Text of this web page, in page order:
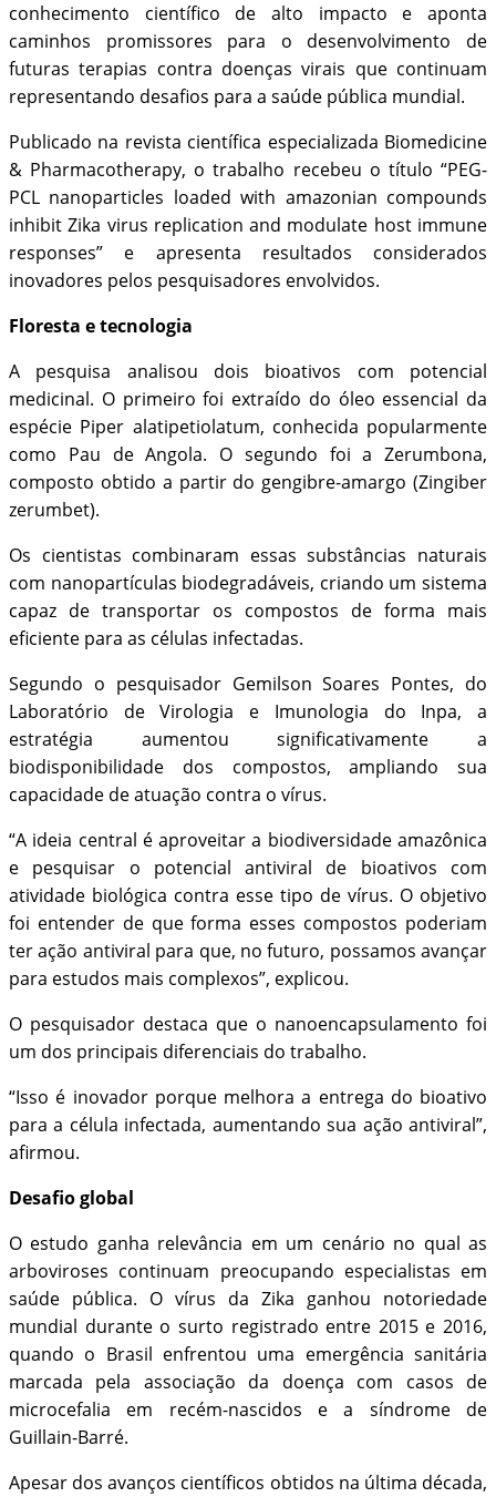
conhecimento científico de alto impacto e aponta
caminhos promissores para o desenvolvimento de
futuras terapias contra doenças virais que continuam
representando desafios para a saúde pública mundial.
Publicado na revista científica especializada Biomedicine
& Pharmacotherapy, o trabalho recebeu o título “PEG-
PCL nanoparticles loaded with amazonian compounds
inhibit Zika virus replication and modulate host immune
responses” e apresenta resultados considerados
inovadores pelos pesquisadores envolvidos.
Floresta e tecnologia
A pesquisa analisou dois bioativos com potencial
medicinal. O primeiro foi extraído do óleo essencial da
espécie Piper alatipetiolatum, conhecida popularmente
como Pau de Angola. O segundo foi a Zerumbona,
composto obtido a partir do gengibre-amargo (Zingiber
zerumbet).
Os cientistas combinaram essas substâncias naturais
com nanopartículas biodegradáveis, criando um sistema
capaz de transportar os compostos de forma mais
eficiente para as células infectadas.
Segundo o pesquisador Gemilson Soares Pontes, do
Laboratório de Virologia e Imunologia do Inpa, a
estratégia aumentou significativamente a
biodisponibilidade dos compostos, ampliando sua
capacidade de atuação contra o vírus.
“A ideia central é aproveitar a biodiversidade amazônica
e pesquisar o potencial antiviral de bioativos com
atividade biológica contra esse tipo de vírus. O objetivo
foi entender de que forma esses compostos poderiam
ter ação antiviral para que, no futuro, possamos avançar
para estudos mais complexos”, explicou.
O pesquisador destaca que o nanoencapsulamento foi
um dos principais diferenciais do trabalho.
“Isso é inovador porque melhora a entrega do bioativo
para a célula infectada, aumentando sua ação antiviral”,
afirmou.
Desafio global
O estudo ganha relevância em um cenário no qual as
arboviroses continuam preocupando especialistas em
saúde pública. O vírus da Zika ganhou notoriedade
mundial durante o surto registrado entre 2015 e 2016,
quando o Brasil enfrentou uma emergência sanitária
marcada pela associação da doença com casos de
microcefalia em recém-nascidos e a síndrome de
Guillain-Barré.
Apesar dos avanços científicos obtidos na última década,